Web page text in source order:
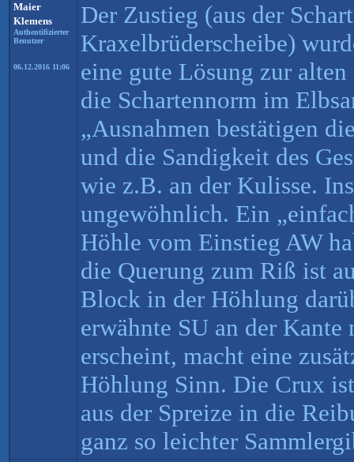
Maier
Klemens
Authentifizierter
Benutzer
06.12.2016 11:06
Der Zustieg (aus der
Kraxelbrüderscheibe)
eine gute Lösung zur
die Schartennorm im
„Ausnahmen bestätigen
und die Sandigkeit des
wie z.B. an der Kulisse.
ungewöhnlich. Ein
Höhle vom Einstieg AW
die Querung zum Riß ist
Block in der Höhlung
erwähnte SU an der
erscheint, macht eine
Höhlung Sinn. Die Crux
aus der Spreize in die
ganz so leichter